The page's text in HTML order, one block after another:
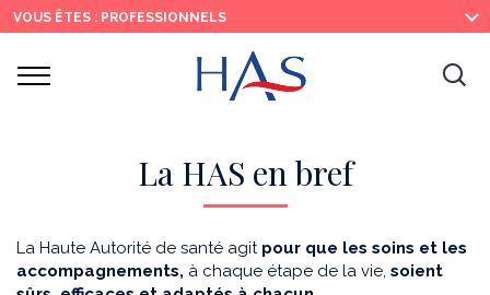
Recherche
Menu
principal
Contenu
principal
VOUS ÊTES : PROFESSIONNELS
Ouvrir
La HAS en bref
La Haute Autorité de santé agit pour que les soins et les
accompagnements, à chaque étape de la vie, soient